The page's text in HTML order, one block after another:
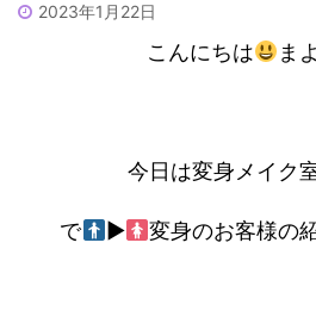
2023年1月22日
こんにちは ま
今日は変身メイク
で ▶︎ 変身のお客様の